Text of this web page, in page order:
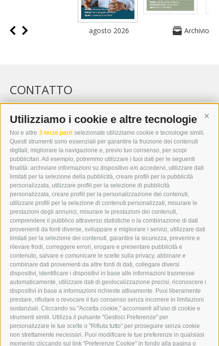
Utilizziamo i cookie e altre tecnologie
Noi e altre 3 terze parti selezionate utilizziamo cookie e tecnologie simili.
Questi strumenti sono essenziali per garantire la fruizione dei contenuti
digitali, migliorare la navigazione e, previo tuo consenso, per scopi
pubblicitari. Ad esempio, potremmo utilizzare i tuoi dati per le seguenti
finalità: archiviare informazioni su dispositivo e/o accedervi, utilizzare dati
limitati per la selezione della pubblicità, creare profili per la pubblicità
personalizzata, utilizzare profili per la selezione di pubblicità
personalizzata, creare profili per la personalizzazione dei contenuti,
utilizzare profili per la selezione di contenuti personalizzati, misurare le
prestazioni degli annunci, misurare le prestazioni dei contenuti,
comprendere il pubblico attraverso statistiche o la combinazione di dati
provenienti da fonti diverse, sviluppare e migliorare i servizi, utilizzare dati
limitati per la selezione dei contenuti, garantire la sicurezza, prevenire e
rilevare frodi, correggere errori, erogare e presentare pubblicità e
contenuto, salvare e comunicare le scelte sulla privacy, abbinare e
combinare dati provenienti da altre fonti di dati, collegare diversi
dispositivi, identificare i dispositivi in base alle informazioni trasmesse
automaticamente, utilizzare dati di geolocalizzazione precisi, riconoscere i
dispositivi in base a informazioni richieste attivamente. Puoi liberamente
prestare, rifiutare o revocare il tuo consenso senza incorrere in limitazioni
sostanziali. Cliccando su "Accetta cookie," acconsenti all'uso di cookie e
strumenti simili. Utilizza il pulsante "Gestisci Preferenze" per
personalizzare le tue scelte o "Rifiuta tutto" per proseguire senza cookie
non strettamente necessari. Puoi modificare le tue preferenze in qualsiasi
momento cliccando sul link "Preferenze Cookie" in fondo alla pagina o
agosto 2026 Archivio
CONTATTO
WIPP-MEDIA GMBH
DER ERKER
I-39049 VIPITENO
TEL.: +39 0472 766876
GRAFIK@DERERKER.IT
INFO@DERERKER.IT
BARBARA.FONTANA@DERERKER.IT
ERKER
PUBBLICITÀ NELL’ERKER
PUBBLICITÀ ONLINE
ADDEBITO DIRETTO SEPA
REGOLAMENTO COMMENTI
ONLINE VOTING
SERVICE
EVENTI
ANNUNCI
LINK UTILI
METEO